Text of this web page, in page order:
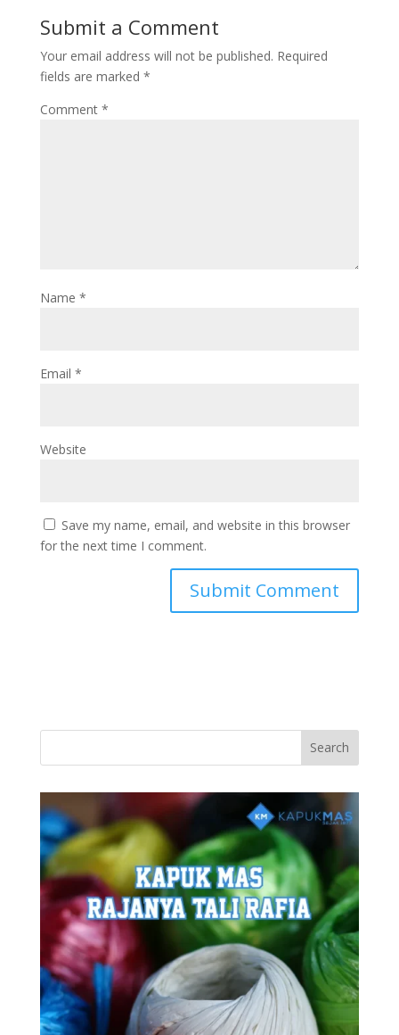
Submit a Comment
Your email address will not be published. Required
fields are marked *
Comment *
Name *
Email *
Website
Save my name, email, and website in this browser
for the next time I comment.